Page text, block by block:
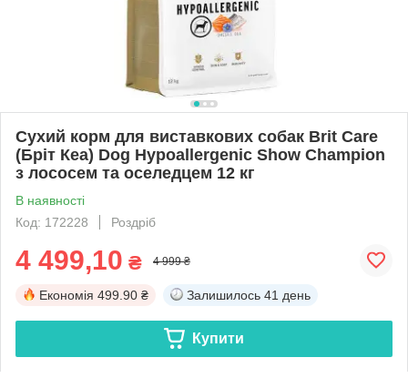
Сухий корм для виставкових собак Brit Care
(Бріт Кеа) Dog Hypoallergenic Show Champion
з лососем та оселедцем 12 кг
В наявності
Код: 172228
Роздріб
4 499,10 ₴ 4 999 ₴
Економія 499.90 ₴ Залишилось 41 день
Купити